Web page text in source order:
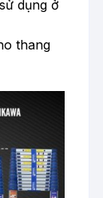
dụng ở
thang